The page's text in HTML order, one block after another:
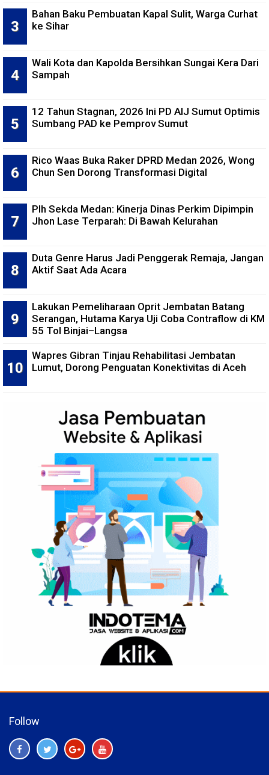
Bahan Baku Pembuatan Kapal Sulit, Warga Curhat
ke Sihar
Wali Kota dan Kapolda Bersihkan Sungai Kera Dari
Sampah
12 Tahun Stagnan, 2026 Ini PD AIJ Sumut Optimis
Sumbang PAD ke Pemprov Sumut
Rico Waas Buka Raker DPRD Medan 2026, Wong
Chun Sen Dorong Transformasi Digital
Plh Sekda Medan: Kinerja Dinas Perkim Dipimpin
Jhon Lase Terparah: Di Bawah Kelurahan
Duta Genre Harus Jadi Penggerak Remaja, Jangan
Aktif Saat Ada Acara
Lakukan Pemeliharaan Oprit Jembatan Batang
Serangan, Hutama Karya Uji Coba Contraflow di KM
55 Tol Binjai–Langsa
Wapres Gibran Tinjau Rehabilitasi Jembatan
Lumut, Dorong Penguatan Konektivitas di Aceh
Follow